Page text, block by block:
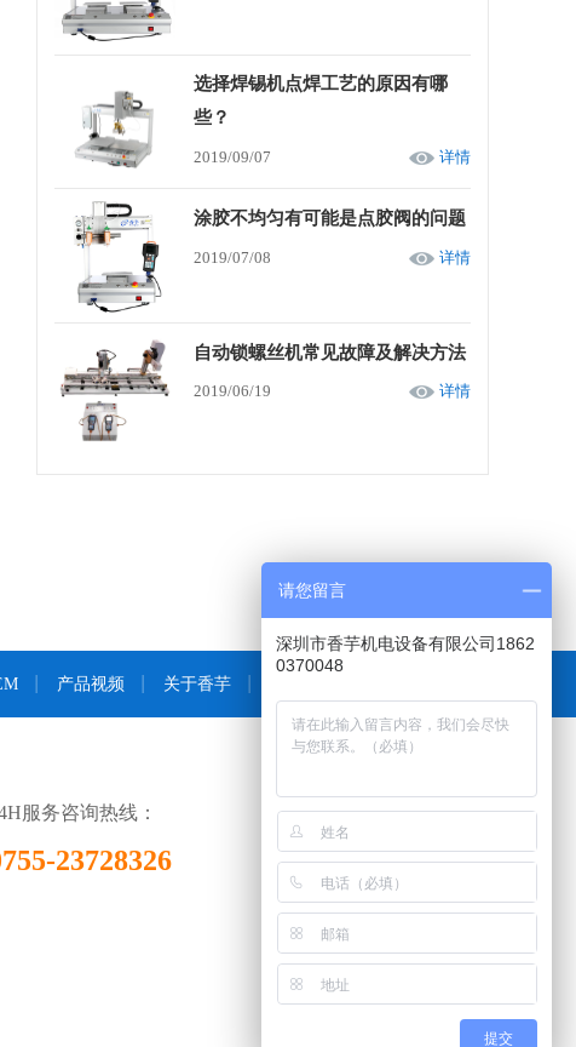
选择焊锡机点焊工艺的原因有哪
些？
2019/09/07 详情
涂胶不均匀有可能是点胶阀的问题
2019/07/08 详情
自动锁螺丝机常见故障及解决方法
2019/06/19 详情
产品视频 关于香芋
服务咨询热线：
23728326
请您留言
深圳市香芋机电设备有限公司1862
0370048
提交